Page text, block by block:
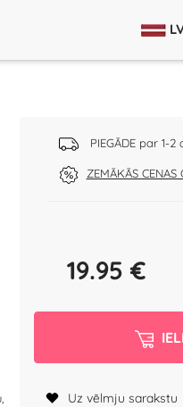
PIEGĀDE par 1-2
ZEMĀKĀS CENAS
19.95 €
Uz vēlmju sarakstu